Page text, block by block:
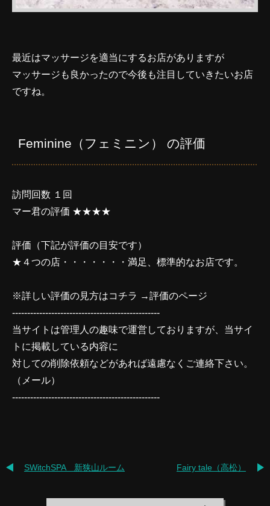
最近はマッサージを適当にするお店がありますが
マッサージも良かったので今後も注目していきたいお店
ですね。
Feminine（フェミニン） の評価
訪問回数 １回
マー君の評価 ★★★★
評価（下記が評価の目安です）
★４つの店・・・・・・・満足、標準的なお店です。
※詳しい評価の見方はコチラ →評価のページ
-------------------------------------------------
当サイトは管理人の趣味で運営しておりますが、当サイ
トに掲載している内容に
対しての削除依頼などがあれば遠慮なくご連絡下さい。
（ メール）
-------------------------------------------------
SWitchSPA 新狭山ルーム Fairy tale（高松）